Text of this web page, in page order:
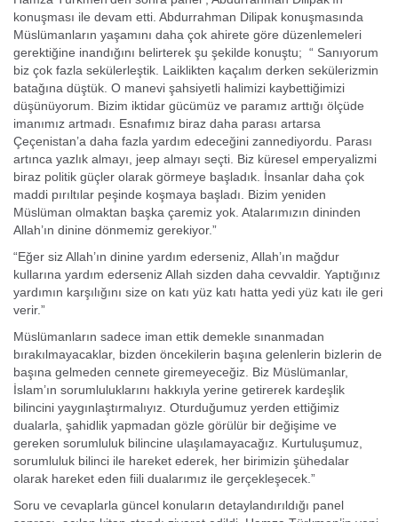
konuşması ile devam etti. Abdurrahman Dilipak konuşmasında
Müslümanların yaşamını daha çok ahirete göre düzenlemeleri
gerektiğine inandığını belirterek şu şekilde konuştu; “ Sanıyorum
biz çok fazla sekülerleştik. Laiklikten kaçalım derken sekülerizmin
batağına düştük. O manevi şahsiyetli halimizi kaybettiğimizi
düşünüyorum. Bizim iktidar gücümüz ve paramız arttığı ölçüde
imanımız artmadı. Esnafımız biraz daha parası artarsa
Çeçenistan’a daha fazla yardım edeceğini zannediyordu. Parası
artınca yazlık almayı, jeep almayı seçti. Biz küresel emperyalizmi
biraz politik güçler olarak görmeye başladık. İnsanlar daha çok
maddi pırıltılar peşinde koşmaya başladı. Bizim yeniden
Müslüman olmaktan başka çaremiz yok. Atalarımızın dininden
Allah’ın dinine dönmemiz gerekiyor.”
“Eğer siz Allah’ın dinine yardım ederseniz, Allah’ın mağdur
kullarına yardım ederseniz Allah sizden daha cevvaldir. Yaptığınız
yardımın karşılığını size on katı yüz katı hatta yedi yüz katı ile geri
verir.”
Müslümanların sadece iman ettik demekle sınanmadan
bırakılmayacaklar, bizden öncekilerin başına gelenlerin bizlerin de
başına gelmeden cennete giremeyeceğiz. Biz Müslümanlar,
İslam’ın sorumluluklarını hakkıyla yerine getirerek kardeşlik
bilincini yaygınlaştırmalıyız. Oturduğumuz yerden ettiğimiz
dualarla, şahidlik yapmadan gözle görülür bir değişime ve
gereken sorumluluk bilincine ulaşılamayacağız. Kurtuluşumuz,
sorumluluk bilinci ile hareket ederek, her birimizin şühedalar
olarak hareket eden fiili dualarımız ile gerçekleşecek.”
Soru ve cevaplarla güncel konuların detaylandırıldığı panel